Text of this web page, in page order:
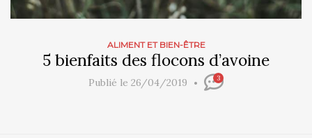
ALIMENT ET BIEN-ÊTRE
5 bienfaits des flocons d’avoine
Publié le 26/04/2019 3